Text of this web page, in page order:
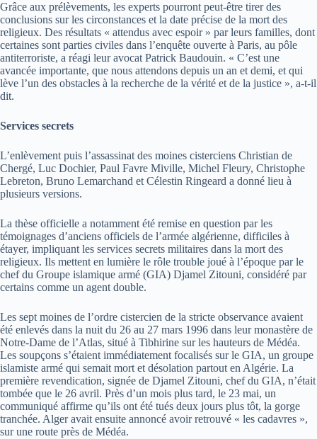
Grâce aux prélèvements, les experts pourront peut-être tirer des
conclusions sur les circonstances et la date précise de la mort des
religieux. Des résultats « attendus avec espoir » par leurs familles, dont
certaines sont parties civiles dans l’enquête ouverte à Paris, au pôle
antiterroriste, a réagi leur avocat Patrick Baudouin. « C’est une
avancée importante, que nous attendons depuis un an et demi, et qui
lève l’un des obstacles à la recherche de la vérité et de la justice », a-t-il
dit.
Services secrets
L’enlèvement puis l’assassinat des moines cisterciens Christian de
Chergé, Luc Dochier, Paul Favre Miville, Michel Fleury, Christophe
Lebreton, Bruno Lemarchand et Célestin Ringeard a donné lieu à
plusieurs versions.
La thèse officielle a notamment été remise en question par les
témoignages d’anciens officiels de l’armée algérienne, difficiles à
étayer, impliquant les services secrets militaires dans la mort des
religieux. Ils mettent en lumière le rôle trouble joué à l’époque par le
chef du Groupe islamique armé (GIA) Djamel Zitouni, considéré par
certains comme un agent double.
Les sept moines de l’ordre cistercien de la stricte observance avaient
été enlevés dans la nuit du 26 au 27 mars 1996 dans leur monastère de
Notre-Dame de l’Atlas, situé à Tibhirine sur les hauteurs de Médéa.
Les soupçons s’étaient immédiatement focalisés sur le GIA, un groupe
islamiste armé qui semait mort et désolation partout en Algérie. La
première revendication, signée de Djamel Zitouni, chef du GIA, n’était
tombée que le 26 avril. Près d’un mois plus tard, le 23 mai, un
communiqué affirme qu’ils ont été tués deux jours plus tôt, la gorge
tranchée. Alger avait ensuite annoncé avoir retrouvé « les cadavres »,
sur une route près de Médéa.